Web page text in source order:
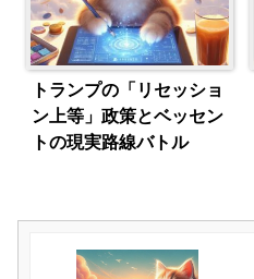
トランプの「リセッショ
ン上等」政策とベッセン
トの現実路線バトル